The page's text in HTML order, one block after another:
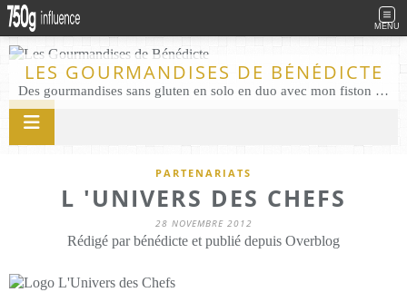
MENU
LES GOURMANDISES DE BÉNÉDICTE
Des gourmandises sans gluten en solo en duo avec mon fiston . Salé comme Sucré sans gluten éco responsable Les Gourmandises de Bénédicte gâteau produits locaux
PARTENARIATS
L 'UNIVERS DES CHEFS
28 NOVEMBRE 2012
Rédigé par bénédicte et publié depuis Overblog